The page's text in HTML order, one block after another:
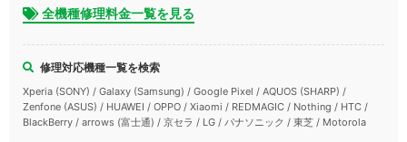
全機種修理料金一覧を見る
修理対応機種一覧を検索
Xperia (SONY) / Galaxy (Samsung) / Google Pixel / AQUOS (SHARP) /
Zenfone (ASUS) / HUAWEI / OPPO / Xiaomi / REDMAGIC / Nothing / HTC /
BlackBerry / arrows (富士通) / 京セラ / LG / パナソニック / 東芝 / Motorola